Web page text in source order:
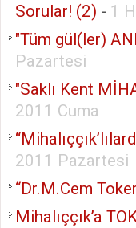
Sorular! (2) - 1
"Tüm gül(ler)
Pazartesi
"Saklı Kent
2011 Cuma
2011 Pazartesi
“Dr.M.Cem
Mihalıççık’a